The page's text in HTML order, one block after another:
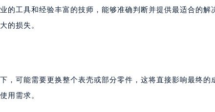
的工具和经验丰富的技师，能够准确判断并提供最适合的解
的损失。
，可能需要更换整个表壳或部分零件，这将直接影响最终的
用需求。